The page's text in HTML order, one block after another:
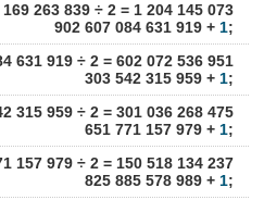
263 839 ÷ 2 = 1 204 145 073
902 607 084 631 919 + 1;
631 919 ÷ 2 = 602 072 536 951
303 542 315 959 + 1;
315 959 ÷ 2 = 301 036 268 475
651 771 157 979 + 1;
157 979 ÷ 2 = 150 518 134 237
825 885 578 989 + 1;